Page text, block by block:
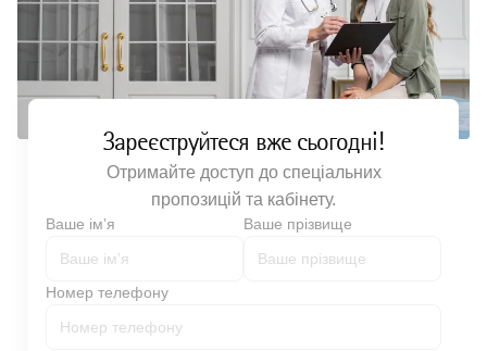
Зареєструйтеся вже сьогодні!
Отримайте доступ до спеціальних
пропозицій та кабінету.
Ваше імʼя Ваше прізвище
Номер телефону